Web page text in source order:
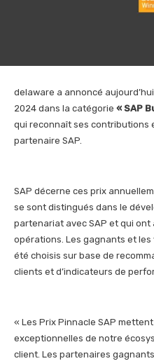
delaware a annoncé
2024 dans la catégorie « SAP
qui reconnaît ses contributions
partenaire SAP.
SAP décerne ces prix
se sont distingués dans le
partenariat avec SAP et qui ont
opérations. Les gagnants et
été choisis sur base de
clients et d’indicateurs de
« Les Prix Pinnacle SAP
exceptionnelles de notre
client. Les partenaires